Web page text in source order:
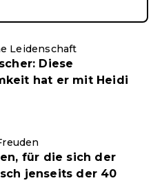
Leidenschaft
Diese
hat er mit Heidi
für die sich der
jenseits der 40